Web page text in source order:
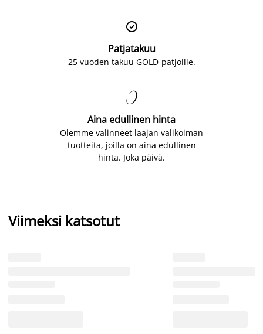

Patjatakuu
25 vuoden takuu GOLD-patjoille.

Aina edullinen hinta
Olemme valinneet laajan valikoiman
tuotteita, joilla on aina edullinen
hinta. Joka päivä.
Viimeksi katsotut